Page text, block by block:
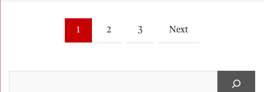
1 2 3 Next